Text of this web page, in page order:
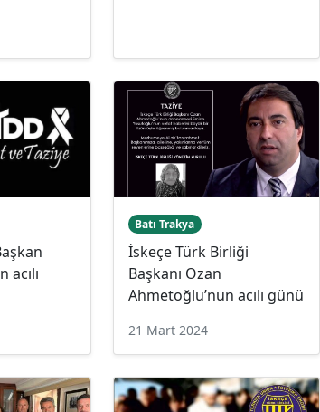
acılı
Batı Trakya
İskeçe Türk Birliği
Başkanı Ozan
Ahmetoğlu’nun acılı günü
21 Mart 2024